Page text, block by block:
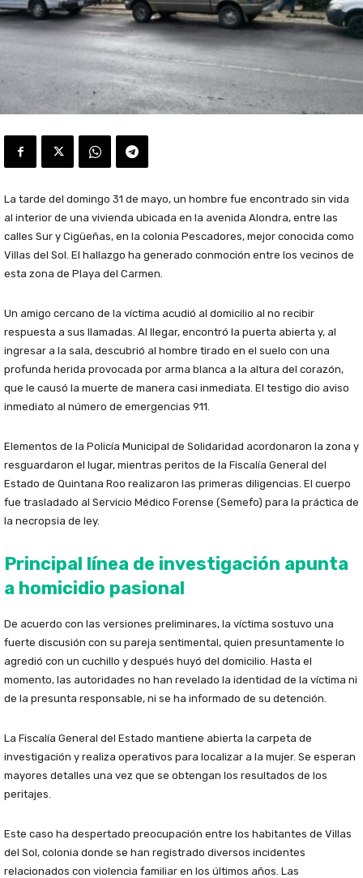
La tarde del domingo 31 de mayo, un hombre fue encontrado sin vida
al interior de una vivienda ubicada en la avenida Alondra, entre las
calles Sur y Cigüeñas, en la colonia Pescadores, mejor conocida como
Villas del Sol. El hallazgo ha generado conmoción entre los vecinos de
esta zona de Playa del Carmen.
Un amigo cercano de la víctima acudió al domicilio al no recibir
respuesta a sus llamadas. Al llegar, encontró la puerta abierta y, al
ingresar a la sala, descubrió al hombre tirado en el suelo con una
profunda herida provocada por arma blanca a la altura del corazón,
que le causó la muerte de manera casi inmediata. El testigo dio aviso
inmediato al número de emergencias 911.
Elementos de la Policía Municipal de Solidaridad acordonaron la zona y
resguardaron el lugar, mientras peritos de la Fiscalía General del
Estado de Quintana Roo realizaron las primeras diligencias. El cuerpo
fue trasladado al Servicio Médico Forense (Semefo) para la práctica de
la necropsia de ley.
Principal línea de investigación apunta
a homicidio pasional
De acuerdo con las versiones preliminares, la víctima sostuvo una
fuerte discusión con su pareja sentimental, quien presuntamente lo
agredió con un cuchillo y después huyó del domicilio. Hasta el
momento, las autoridades no han revelado la identidad de la víctima ni
de la presunta responsable, ni se ha informado de su detención.
La Fiscalía General del Estado mantiene abierta la carpeta de
investigación y realiza operativos para localizar a la mujer. Se esperan
mayores detalles una vez que se obtengan los resultados de los
peritajes.
Este caso ha despertado preocupación entre los habitantes de Villas
del Sol, colonia donde se han registrado diversos incidentes
relacionados con violencia familiar en los últimos años. Las